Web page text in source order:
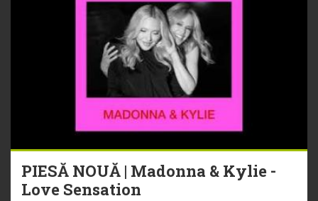
PIESĂ NOUĂ | Madonna & Kylie -
Love Sensation